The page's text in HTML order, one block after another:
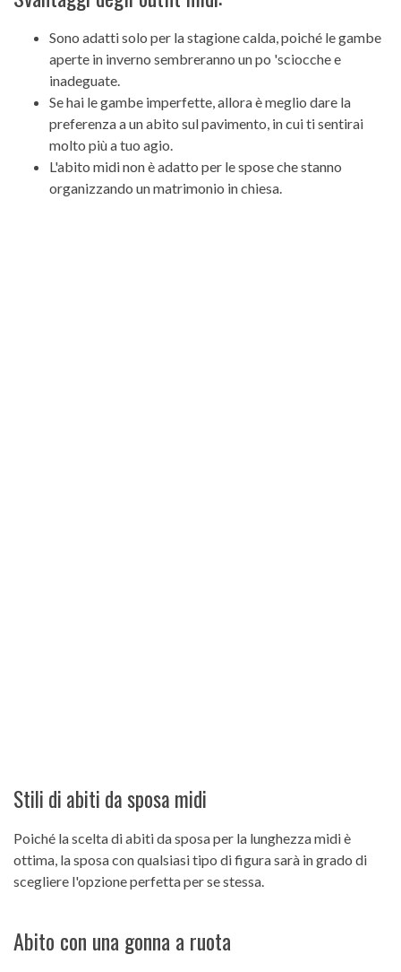
Sono adatti solo per la stagione calda, poiché le gambe
aperte in inverno sembreranno un po 'sciocche e
inadeguate.
Se hai le gambe imperfette, allora è meglio dare la
preferenza a un abito sul pavimento, in cui ti sentirai
molto più a tuo agio.
L'abito midi non è adatto per le spose che stanno
organizzando un matrimonio in chiesa.
Stili di abiti da sposa midi
Poiché la scelta di abiti da sposa per la lunghezza midi è
ottima, la sposa con qualsiasi tipo di figura sarà in grado di
scegliere l'opzione perfetta per se stessa.
Abito con una gonna a ruota